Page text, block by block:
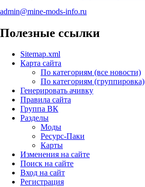
admin@mine-mods-info.ru
Полезные ссылки
Sitemap.xml
Карта сайта
По категориям (все новости)
По категориям (группировка)
Генерировать ачивку
Правила сайта
Группа ВК
Разделы
Моды
Ресурс-Паки
Карты
Изменения на сайте
Поиск на сайте
Вход на сайт
Регистрация